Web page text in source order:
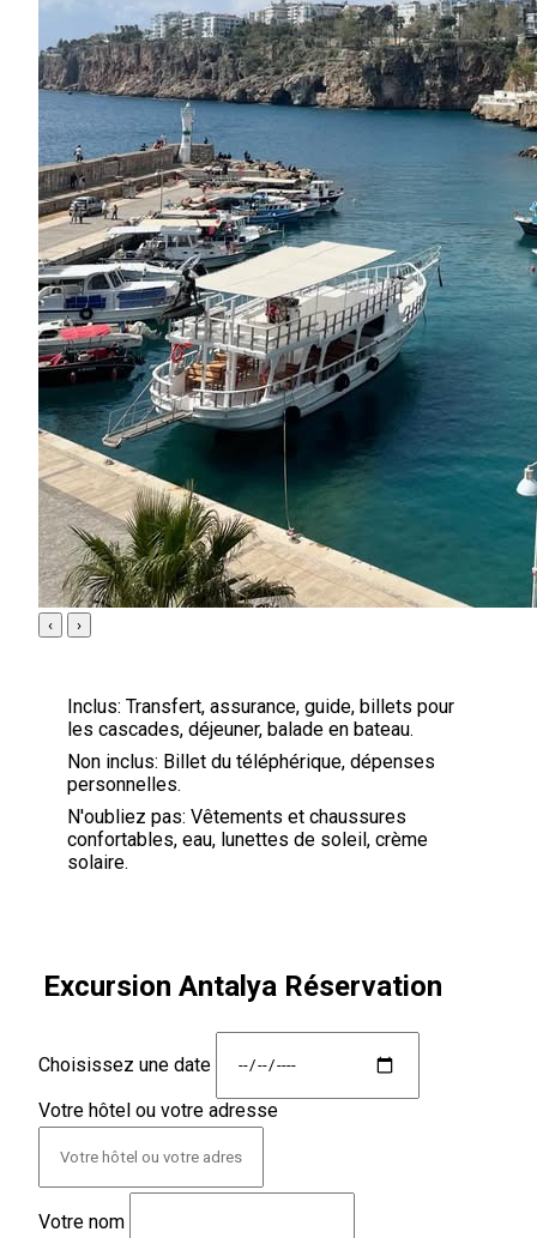
‹ ›
Inclus: Transfert, assurance, guide, billets pour
les cascades, déjeuner, balade en bateau.
Non inclus: Billet du téléphérique, dépenses
personnelles.
N'oubliez pas: Vêtements et chaussures
confortables, eau, lunettes de soleil, crème
solaire.
Excursion Antalya Réservation
Choisissez une date
Votre hôtel ou votre adresse
Votre nom